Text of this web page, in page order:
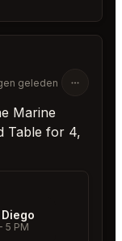
geleden
Marine
Table for 4,
5 PM